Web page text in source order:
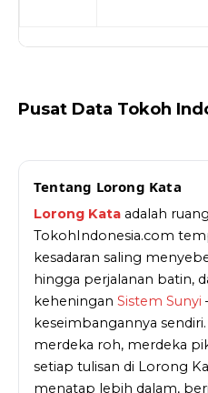
Pusat Data Tokoh
Tentang Lorong Kata
Lorong Kata adalah
TokohIndonesia.com
kesadaran saling
hingga perjalanan batin,
keheningan Sistem Sunyi
keseimbangannya
merdeka roh, merdeka
setiap tulisan di Lorong
menatap lebih dalam,